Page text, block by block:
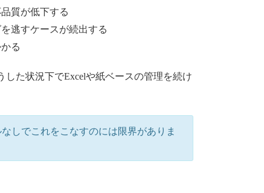
質が低下する
逃すケースが続出する
る
た状況下でExcelや紙ベースの管理を続け
しでこれをこなすのには限界がありま